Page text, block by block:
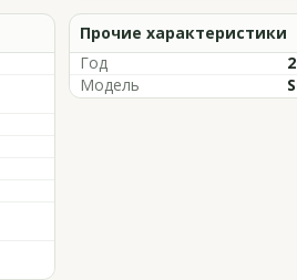
Прочие характеристики
Год
Модель